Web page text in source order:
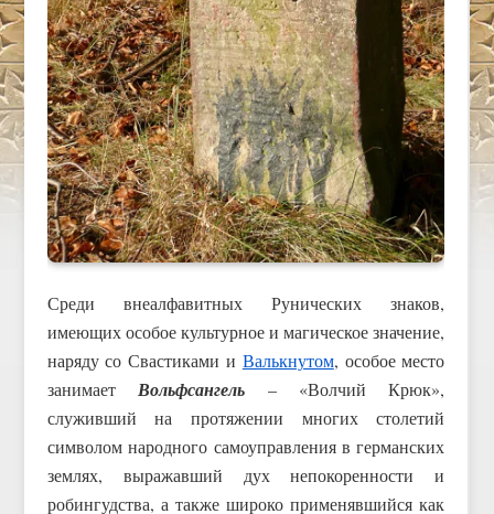
Среди внеалфавитных Рунических знаков,
имеющих особое культурное и магическое значение,
наряду со Свастиками и Валькнутом, особое место
занимаетВольфсангель – «Волчий Крюк»,
служивший на протяжении многих столетий
символом народного самоуправления в германских
землях, выражавший дух непокоренности и
робингудства, а также широко применявшийся как